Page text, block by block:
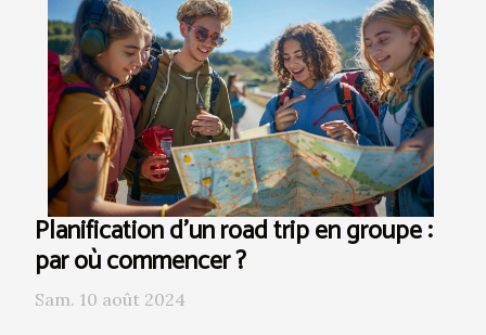
Planification d'un road trip en groupe :
par où commencer ?
Sam. 10 août 2024